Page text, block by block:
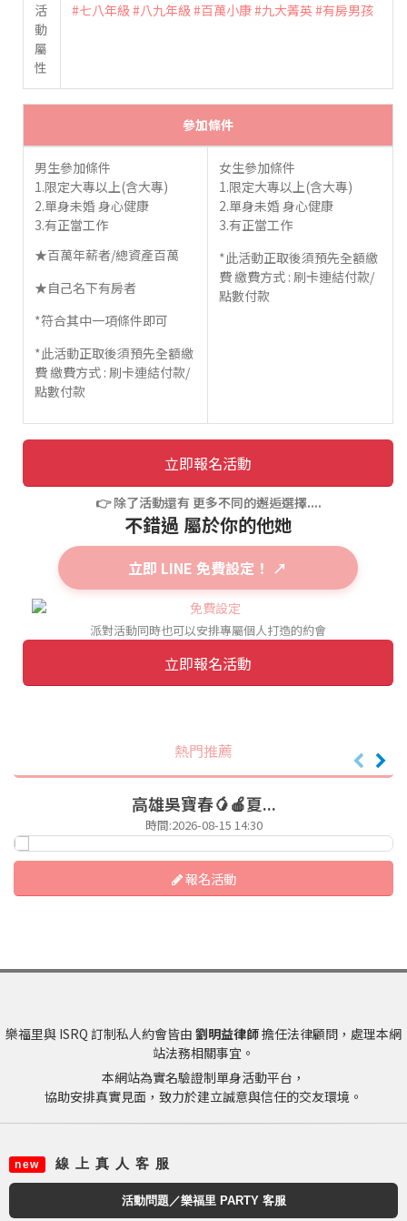
活
動
屬
性
#七八年級 #八九年級 #百萬小康#九大菁英#有房男孩
參加條件
男生參加條件
1.限定大專以上(含大專)
2.單身未婚 身心健康
3.有正當工作
★百萬年薪者/總資產百萬
★自己名下有房者
*符合其中一項條件即可
*此活動正取後須預先全額繳
費 繳費方式 : 刷卡連結付款/
點數付款
女生參加條件
1.限定大專以上(含大專)
2.單身未婚 身心健康
3.有正當工作
*此活動正取後須預先全額繳
費 繳費方式 : 刷卡連結付款/
點數付款
立即報名活動
👉 除了活動還有 更多不同的邂逅選擇....
不錯過 屬於你的他她
立即 LINE 免費設定！ ↗
派對活動同時也可以安排專屬個人打造的約會
立即報名活動
熱門推薦
高雄吳寶春🥭🍎夏...
時間:2026-08-15 14:30
報名活動
樂福里與 ISRQ 訂制私人約會皆由 劉明益律師擔任法律顧問，處理本網
站法務相關事宜。
本網站為實名驗證制單身活動平台，
協助安排真實見面，致力於建立誠意與信任的交友環境。
new 線 上 真 人 客 服
活動問題／樂福里 PARTY 客服